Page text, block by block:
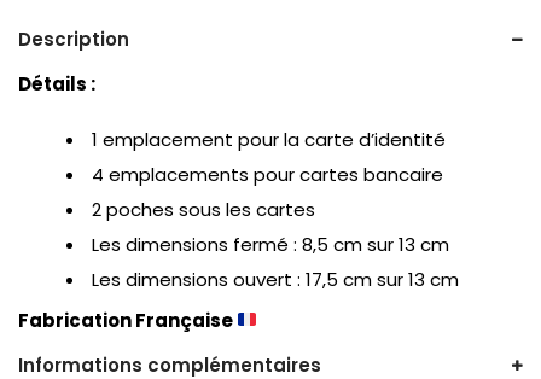
Description
Détails :
1 emplacement pour la carte d’identité
4 emplacements pour cartes bancaire
2 poches sous les cartes
Les dimensions fermé : 8,5 cm sur 13 cm
Les dimensions ouvert : 17,5 cm sur 13 cm
Fabrication Française
Informations complémentaires